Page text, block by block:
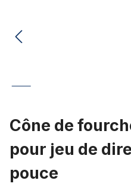
Cône de
pour jeu de
pouce